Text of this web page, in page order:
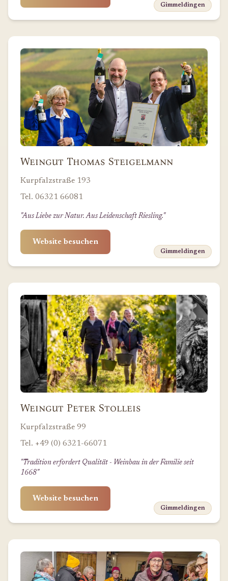
Gimmeldingen
Gimmeldingen
Weingut Thomas Steigelmann
Kurpfalzstraße 193
Tel. 06321 66081
"Aus Liebe zur Natur. Aus Leidenschaft Riesling."
Website besuchen
Gimmeldingen
Weingut Peter Stolleis
Kurpfalzstraße 99
Tel. +49 (0) 6321-66071
"Tradition erfordert Qualität - Weinbau in der Familie seit
1668"
Website besuchen